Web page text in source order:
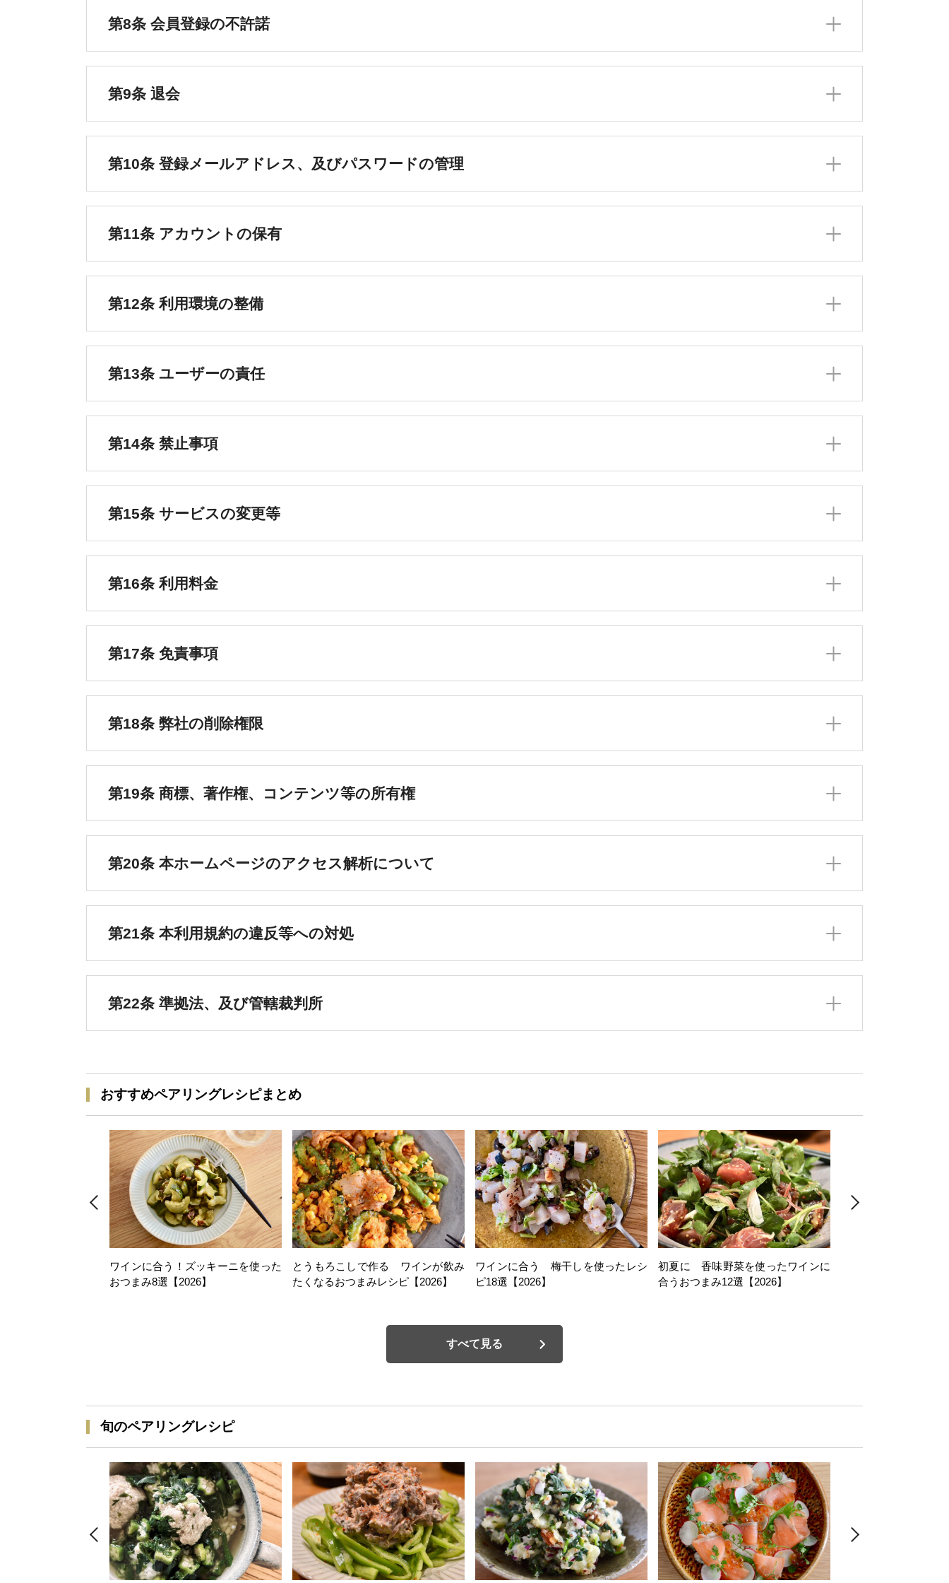
第8条 会員登録の不許諾
第9条 退会
第10条 登録メールアドレス、及びパスワードの管理
第11条 アカウントの保有
第12条 利用環境の整備
第13条 ユーザーの責任
第14条 禁止事項
第15条 サービスの変更等
第16条 利用料金
第17条 免責事項
第18条 弊社の削除権限
第19条 商標、著作権、コンテンツ等の所有権
第20条 本ホームページのアクセス解析について
第21条 本利用規約の違反等への対処
第22条 準拠法、及び管轄裁判所
おすすめペアリングレシピまとめ
ワインに合う！ズッキーニを使った
おつまみ8選【2026】
とうもろこしで作る ワインが飲み
たくなるおつまみレシピ【2026】
ワインに合う 梅干しを使ったレシ
ピ18選【2026】
初夏に 香味野菜を使ったワインに
合うおつまみ12選【2026】
すべて見る
旬のペアリングレシピ